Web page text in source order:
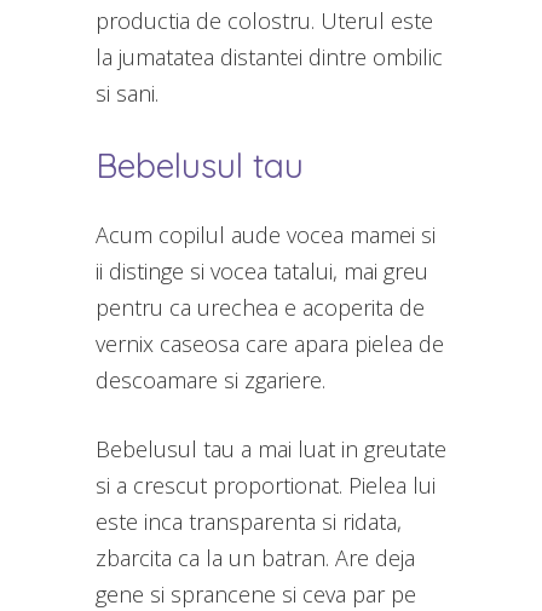
productia de colostru. Uterul este
la jumatatea distantei dintre ombilic
si sani.
Bebelusul tau
Acum copilul aude vocea mamei si
ii distinge si vocea tatalui, mai greu
pentru ca urechea e acoperita de
vernix caseosa care apara pielea de
descoamare si zgariere.
Bebelusul tau a mai luat in greutate
si a crescut proportionat. Pielea lui
este inca transparenta si ridata,
zbarcita ca la un batran. Are deja
gene si sprancene si ceva par pe